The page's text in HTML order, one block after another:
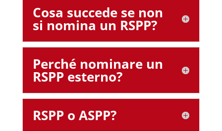
Cosa succede se non
si nomina un RSPP?
Perché nominare un
RSPP esterno?
RSPP o ASPP?